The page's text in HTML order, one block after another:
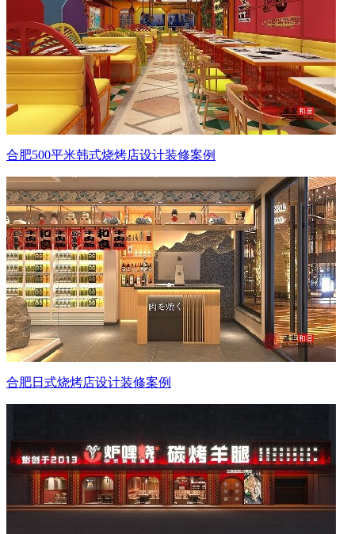
合肥500平米韩式烧烤店设计装修案例
合肥日式烧烤店设计装修案例